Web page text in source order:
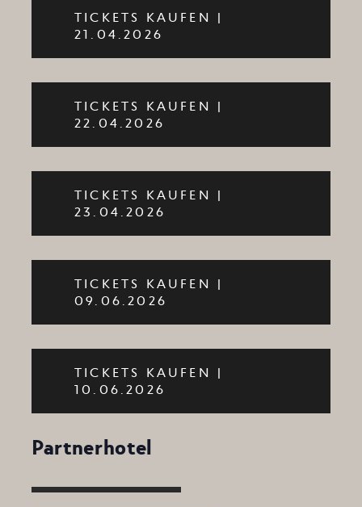
TICKETS KAUFEN |
21.04.2026
TICKETS KAUFEN |
22.04.2026
TICKETS KAUFEN |
23.04.2026
TICKETS KAUFEN |
09.06.2026
TICKETS KAUFEN |
10.06.2026
Partnerhotel